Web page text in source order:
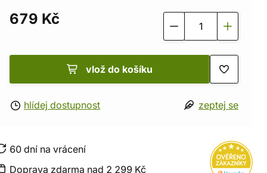
679 Kč
vlož do košíku
hlídej dostupnost zeptej se
60 dní na vrácení
Doprava zdarma nad 2 299 Kč